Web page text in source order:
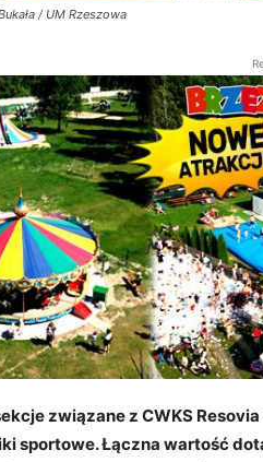
/ UM Rzeszowa
związane z CWKS
sportowe. Łączna wartość